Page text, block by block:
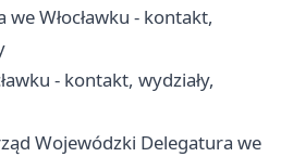
Włocławku - kontakt,
- kontakt, wydziały,
Wojewódzki Delegatura we